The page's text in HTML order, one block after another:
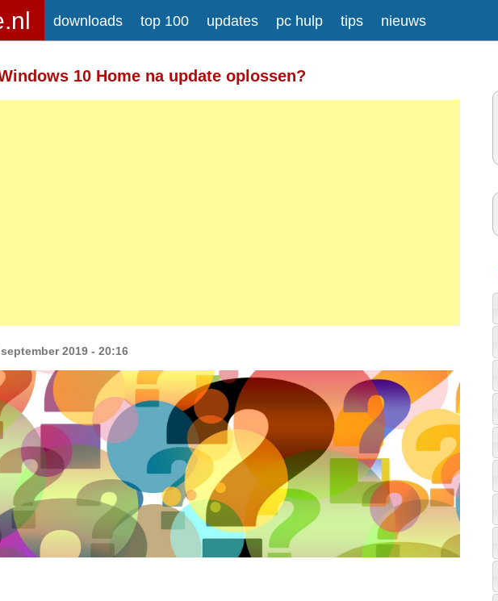
downloads top 100 updates pc hulp tips nieuws
10 Home na update oplossen?
2019 - 20:16
Meer informatie over tekstopmaak
tags: <a> <em>
/> <i> <b> <p>